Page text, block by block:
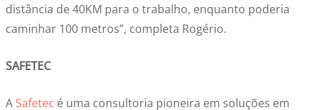
distância de 40KM para o trabalho, enquanto poderia
caminhar 100 metros”, completa Rogério.
SAFETEC
A Safetec é uma consultoria pioneira em soluções em